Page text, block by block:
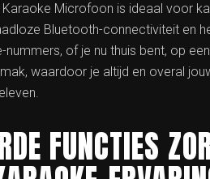
Microfoon is ideaal voor
Bluetooth-connectiviteit en
of je nu thuis bent, op
waardoor je altijd en overal
FUNCTIES